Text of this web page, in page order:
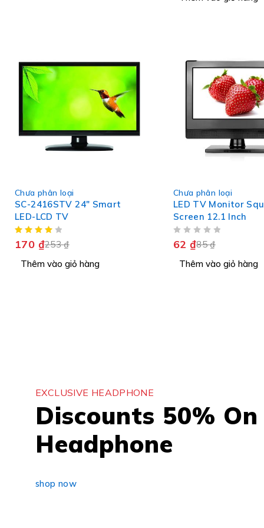
Chưa phân loại
SC-2416STV 24" Smart
LED-LCD TV
253₫
170 ₫
Thêm vào giỏ hàng
Chưa phân loại
LED TV Monitor
Screen 12.1 Inch
85₫
62 ₫
Thêm vào giỏ hàng
EXCLUSIVE HEADPHONE
Discounts 50%
Headphone
shop now